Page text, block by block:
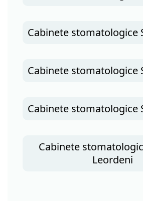
Cabinete stomatologice
Cabinete stomatologice
Cabinete stomatologice
Cabinete
Leordeni